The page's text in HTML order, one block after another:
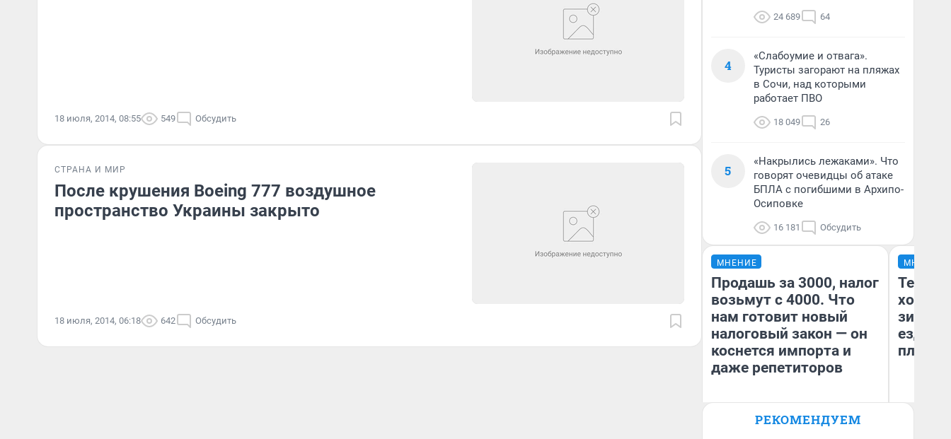
18 июля, 2014, 08:55 549 Обсудить
СТРАНА И МИР
После крушения Boeing 777 воздушное
пространство Украины закрыто
18 июля, 2014, 06:18 642 Обсудить
24 689 64
4
«Слабоумие и отвага».
Туристы загорают на пляжах
в Сочи, над которыми
работает ПВО
18 049 26
5
«Накрылись лежаками». Что
говорят очевидцы об атаке
БПЛА с погибшими в Архипо-
Осиповке
16 181 Обсудить
МНЕНИЕ
Продашь за 3000, налог
возьмут с 4000. Что
нам готовит новый
налоговый закон — он
коснется импорта и
даже репетиторов
Анастасия Завгородняя
МНЕНИЕ
Тепло
зимой.
ездит
плюсы
РЕКОМЕНДУЕМ